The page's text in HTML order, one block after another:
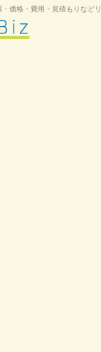
費用・見積もりなどリフォーム情報を紹介